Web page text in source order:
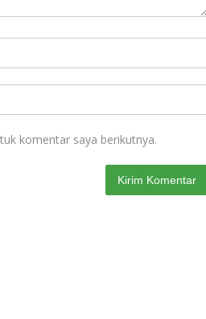
komentar saya berikutnya.